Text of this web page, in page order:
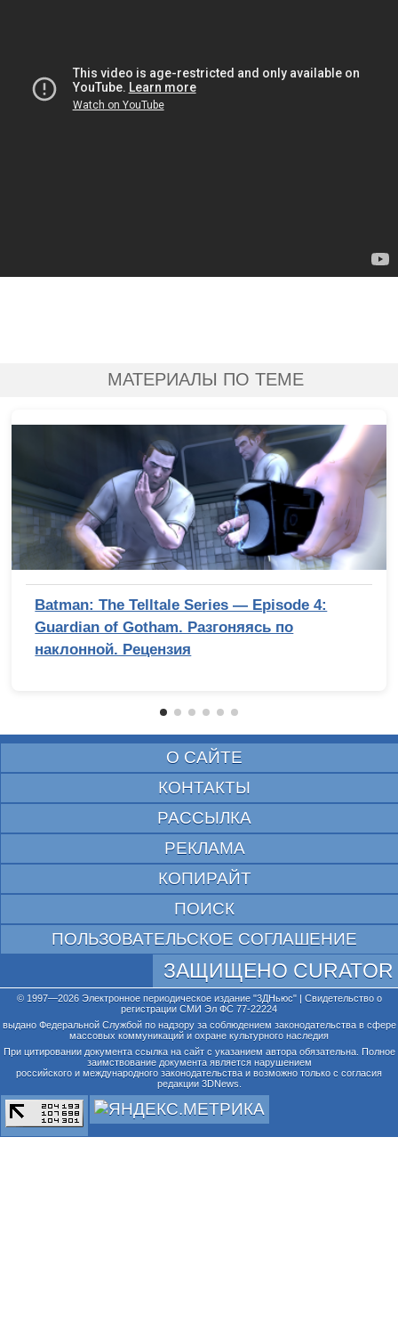
МАТЕРИАЛЫ ПО ТЕМЕ
Batman: The Telltale Series — Episode 4:
Guardian of Gotham. Разгоняясь по
наклонной. Рецензия
О САЙТЕ
КОНТАКТЫ
РАССЫЛКА
РЕКЛАМА
КОПИРАЙТ
ПОИСК
ПОЛЬЗОВАТЕЛЬСКОЕ СОГЛАШЕНИЕ
ЗАЩИЩЕНО CURATOR
© 1997—2026 Электронное периодическое издание "3ДНьюс" | Свидетельство о
регистрации СМИ Эл ФС 77-22224
выдано Федеральной Службой по надзору за соблюдением законодательства в сфере
массовых коммуникаций и охране культурного наследия
При цитировании документа ссылка на сайт с указанием автора обязательна. Полное
заимствование документа является нарушением
российского и международного законодательства и возможно только с согласия
редакции 3DNews.